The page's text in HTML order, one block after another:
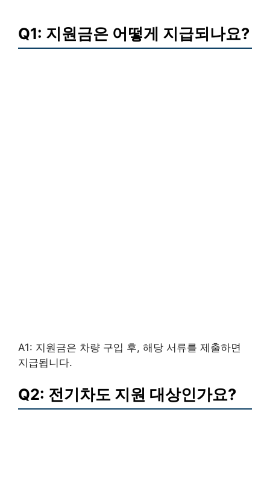
Q1: 지원금은 어떻게 지급되나요?
A1: 지원금은 차량 구입 후, 해당 서류를 제출하면
지급됩니다.
Q2: 전기차도 지원 대상인가요?